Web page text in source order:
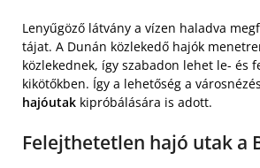
Lenyűgöző látvány a vízen haladva
tájat. A Dunán közlekedő hajók
közlekednek, így szabadon lehet le- és
kikötőkben. Így a lehetőség a
hajóutak kipróbálására is adott.
Felejthetetlen hajó utak a